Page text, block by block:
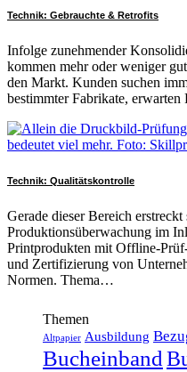
Technik: Gebrauchte & Retrofits
Infolge zunehmender
kommen mehr oder weniger
den Markt. Kunden suchen
bestimmter Fabrikate,
Technik: Qualitätskontrolle
Gerade dieser Bereich
Produktionsüberwachung im
Printprodukten mit Offline-
und Zertifizierung von
Normen. Thema…
Themen
Altpapier Ausbildung
Bucheinband